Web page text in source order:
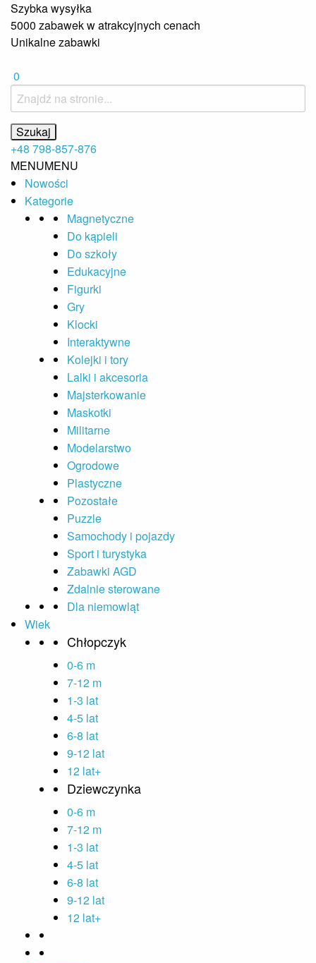
Szybka wysyłka
5000 zabawek w atrakcyjnych cenach
Unikalne zabawki
0
+48 798-857-876
MENUMENU
Nowości
Kategorie
Magnetyczne
Do kąpieli
Do szkoły
Edukacyjne
Figurki
Gry
Klocki
Interaktywne
Kolejki i tory
Lalki i akcesoria
Majsterkowanie
Maskotki
Militarne
Modelarstwo
Ogrodowe
Plastyczne
Pozostałe
Puzzle
Samochody i pojazdy
Sport i turystyka
Zabawki AGD
Zdalnie sterowane
Dla niemowląt
Wiek
Chłopczyk
0-6 m
7-12 m
1-3 lat
4-5 lat
6-8 lat
9-12 lat
12 lat+
Dziewczynka
0-6 m
7-12 m
1-3 lat
4-5 lat
6-8 lat
9-12 lat
12 lat+